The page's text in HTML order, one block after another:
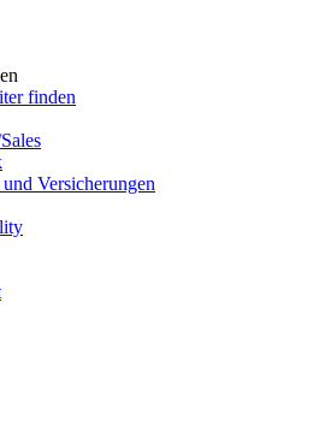
finden
Versicherungen